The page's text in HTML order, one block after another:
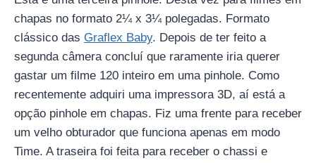
chapas no formato 2¼ x 3¼ polegadas. Formato
clássico das Graflex Baby. Depois de ter feito a
segunda câmera concluí que raramente iria querer
gastar um filme 120 inteiro em uma pinhole. Como
recentemente adquiri uma impressora 3D, aí está a
opção pinhole em chapas. Fiz uma frente para receber
um velho obturador que funciona apenas em modo
Time. A traseira foi feita para receber o chassi e